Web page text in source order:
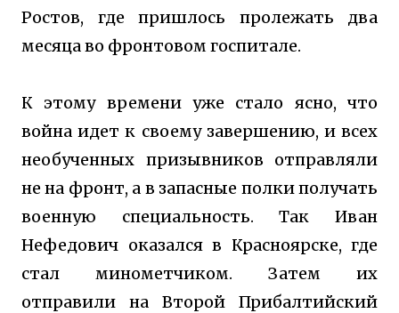
Ростов, где пришлось пролежать два
месяца во фронтовом госпитале.
К этому времени уже стало ясно, что
война идет к своему завершению, и всех
необученных призывников отправляли
не на фронт, а в запасные полки получать
военную специальность. Так Иван
Нефедович оказался в Красноярске, где
стал минометчиком. Затем их
отправили на Второй Прибалтийский